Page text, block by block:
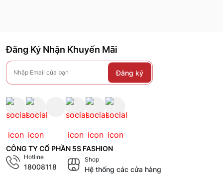
Đăng Ký Nhận Khuyến Mãi
Đăng ký
CÔNG TY CỔ PHẦN 5S FASHION
Hotline
18008118
Shop
Hệ thống các cửa hàng